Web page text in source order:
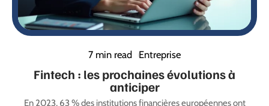
7 min read Entreprise
Fintech : les prochaines évolutions à
anticiper
En 2023, 63 % des institutions financières européennes ont